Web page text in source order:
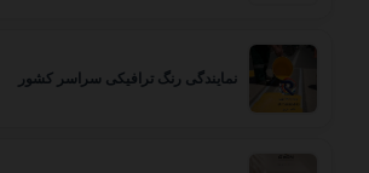
نمایندگی رنگ ترافیکی سراسر کشور